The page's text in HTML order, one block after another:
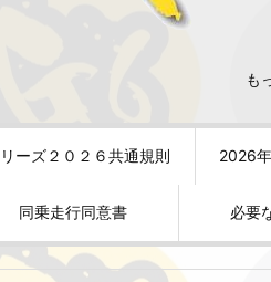
も
ーズ２０２６共通規則 2026
同乗走行同意書 必要